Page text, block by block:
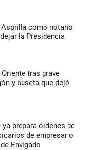
como notario
la Presidencia
Oriente tras grave
y buseta que dejó
prepara órdenes de
de empresario
Envigado